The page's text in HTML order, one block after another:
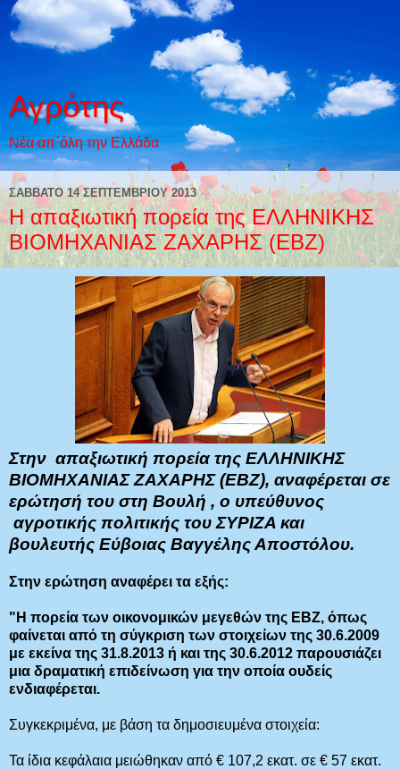
Αγρότης
Νέα απ΄όλη την Ελλάδα
ΣΆΒΒΑΤΟ 14 ΣΕΠΤΕΜΒΡΊΟΥ 2013
Η απαξιωτική πορεία της ΕΛΛΗΝΙΚΗΣ
ΒΙΟΜΗΧΑΝΙΑΣ ΖΑΧΑΡΗΣ (ΕΒΖ)
Στην απαξιωτική πορεία της ΕΛΛΗΝΙΚΗΣ
ΒΙΟΜΗΧΑΝΙΑΣ ΖΑΧΑΡΗΣ (ΕΒΖ), αναφέρεται σε
ερώτησή του στη Βουλή , ο υπεύθυνος
αγροτικής πολιτικής του ΣΥΡΙΖΑ και
βουλευτής Εύβοιας Βαγγέλης Αποστόλου.
Στην ερώτηση αναφέρει τα εξής:
"Η πορεία των οικονομικών μεγεθών της ΕΒΖ, όπως
φαίνεται από τη σύγκριση των στοιχείων της 30.6.2009
με εκείνα της 31.8.2013 ή και της 30.6.2012 παρουσιάζει
μια δραματική επιδείνωση για την οποία ουδείς
ενδιαφέρεται.
Συγκεκριμένα, με βάση τα δημοσιευμένα στοιχεία:
Τα ίδια κεφάλαια μειώθηκαν από € 107,2 εκατ. σε € 57 εκατ.